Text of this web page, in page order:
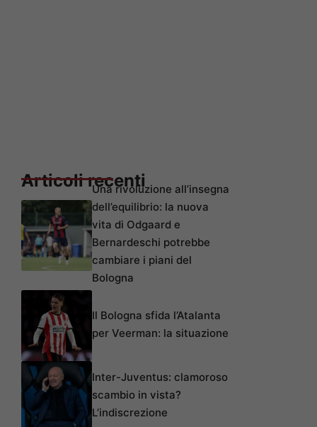
Articoli recentiUna rivoluzione all’insegna
dell’equilibrio: la nuova
vita di Odgaard e
Bernardeschi potrebbe
cambiare i piani del
Bologna
Il Bologna sfida l’Atalanta
per Veerman: la situazione
Inter-Juventus: clamoroso
scambio in vista?
L’indiscrezione